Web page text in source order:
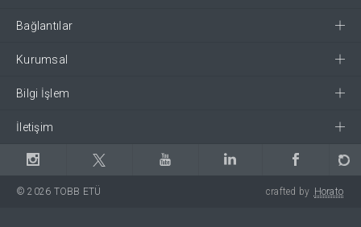
Bağlantılar
Kurumsal
Bilgi İşlem
İletişim
© 2026 TOBB ETÜ crafted by Horato